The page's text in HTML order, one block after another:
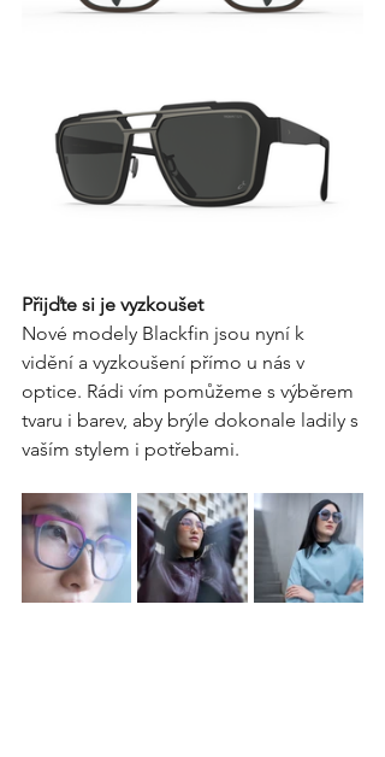
Přijďte si je vyzkoušet
Nové modely Blackfin jsou nyní k
vidění a vyzkoušení přímo u nás v
optice. Rádi vím pomůžeme s výběrem
tvaru i barev, aby brýle dokonale ladily s
vaším stylem i potřebami.